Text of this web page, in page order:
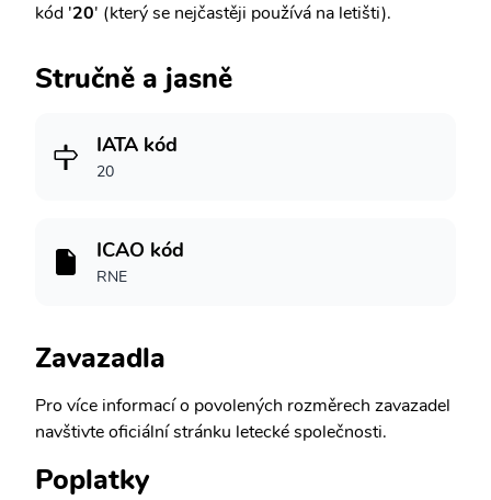
kód '20' (který se nejčastěji používá na letišti).
Stručně a jasně
IATA kód
20
ICAO kód
RNE
Zavazadla
Pro více informací o povolených rozměrech zavazadel
navštivte oficiální stránku letecké společnosti.
Poplatky